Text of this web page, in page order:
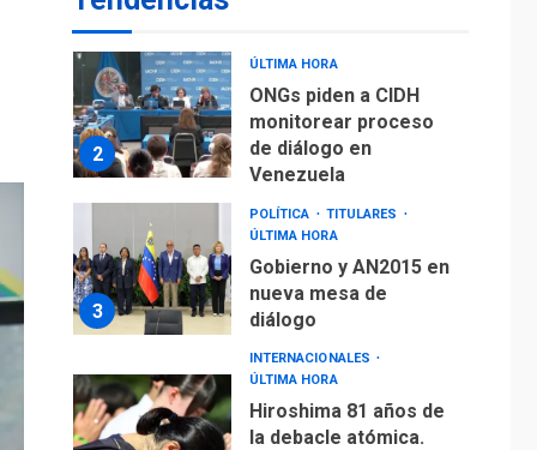
2
Venezuela
POLÍTICA
TITULARES
ÚLTIMA HORA
Gobierno y AN2015 en
nueva mesa de
diálogo
INTERNACIONALES
ÚLTIMA HORA
Hiroshima 81 años de
la debacle atómica.
Japón debate
principios no
nucleares
INTERNACIONALES